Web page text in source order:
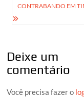
CONTRABANDO EM
Deixe um
comentário
Você precisa fazer o